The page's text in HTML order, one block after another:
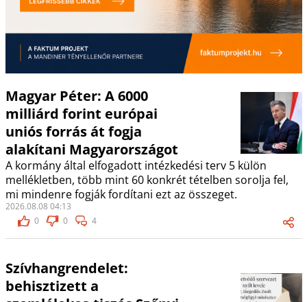
Magyar Péter: A 6000
milliárd forint európai
uniós forrás át fogja
alakítani Magyarországot
A kormány által elfogadott intézkedési terv 5 külön
mellékletben, több mint 60 konkrét tételben sorolja fel,
mi mindenre fogják fordítani ezt az összeget.
2026.08.08 04:13
0
0 4
Szívhangrendelet:
behisztizett a